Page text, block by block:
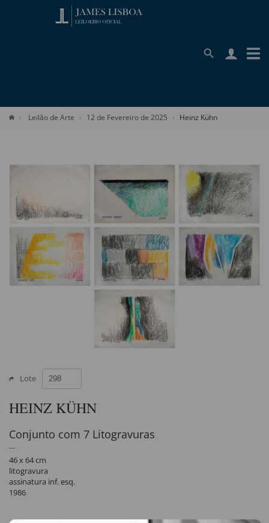
Leilão de Arte 12 de Fevereiro de 2025 Heinz Kühn
Lote
HEINZ KÜHN
Conjunto com 7 Litogravuras
46 x 64 cm
litogravura
assinatura inf. esq.
1986